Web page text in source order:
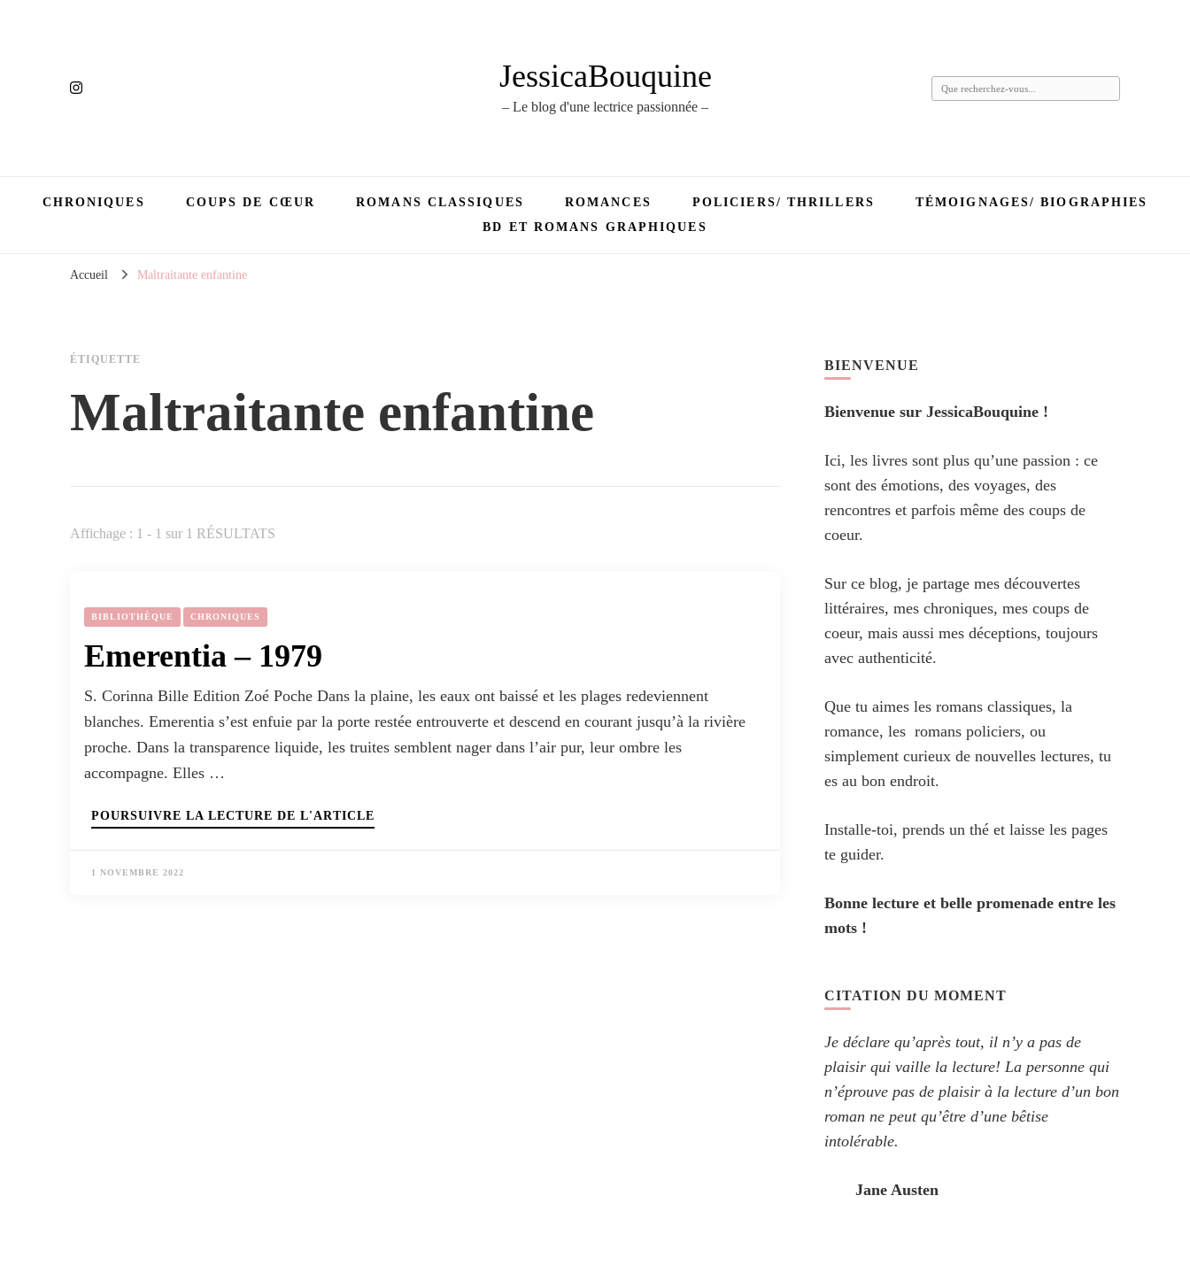
JessicaBouquine
– Le blog d'une lectrice passionnée –
Vous
CHRONIQUES COUPS DE CŒUR ROMANS CLASSIQUES ROMANCES POLICIERS/ THRILLERS
TÉMOIGNAGES/ BIOGRAPHIES
BD ET ROMANS GRAPHIQUES
Accueil Maltraitante enfantine
ÉTIQUETTE
Maltraitante enfantine
Affichage : 1 - 1 sur 1 RÉSULTATS
BIBLIOTHÈQUE CHRONIQUES
Emerentia – 1979
S. Corinna Bille Edition Zoé Poche Dans la plaine, les eaux ont baissé et les plages redeviennent
blanches. Emerentia s’est enfuie par la porte restée entrouverte et descend en courant jusqu’à la rivière
proche. Dans la transparence liquide, les truites semblent nager dans l’air pur, leur ombre les
accompagne. Elles …
POURSUIVRE LA LECTURE DE L'ARTICLE
1 NOVEMBRE 2022
BIENVENUE
Bienvenue sur JessicaBouquine !
Ici, les livres sont plus qu’une passion : ce
sont des émotions, des voyages, des
rencontres et parfois même des coups de
coeur.
Sur ce blog, je partage mes découvertes
littéraires, mes chroniques, mes coups de
coeur, mais aussi mes déceptions, toujours
avec authenticité.
Que tu aimes les romans classiques, la
romance, les romans policiers, ou
simplement curieux de nouvelles lectures, tu
es au bon endroit.
Installe-toi, prends un thé et laisse les pages
te guider.
Bonne lecture et belle promenade entre les
mots !
CITATION DU MOMENT
Je déclare qu’après tout, il n’y a pas de
plaisir qui vaille la lecture! La personne qui
n’éprouve pas de plaisir à la lecture d’un bon
roman ne peut qu’être d’une bêtise
intolérable.
Jane Austen